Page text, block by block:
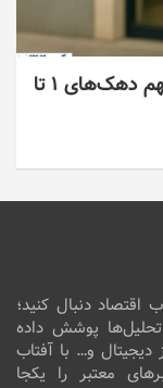
افزایش قابل توجه یارانه آذر ۱۴۰۴؛ سهم دهک‌های ۱ تا
دنبال کنید؛
پوشش داده
و… با آفتاب
معتبر را یکجا